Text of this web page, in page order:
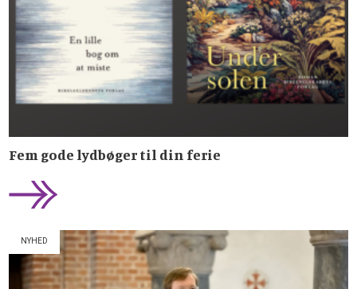
Fem gode lydbøger til din ferie
NYHED